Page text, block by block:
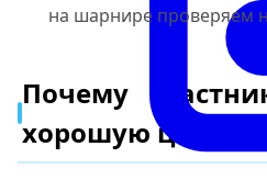
на шарнире проверяем
Почему
хорошую цену за